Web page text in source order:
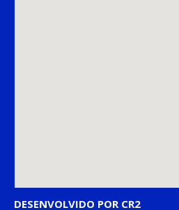
DESENVOLVIDO POR CR2